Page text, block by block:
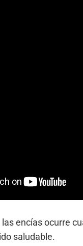
encías ocurre
saludable.